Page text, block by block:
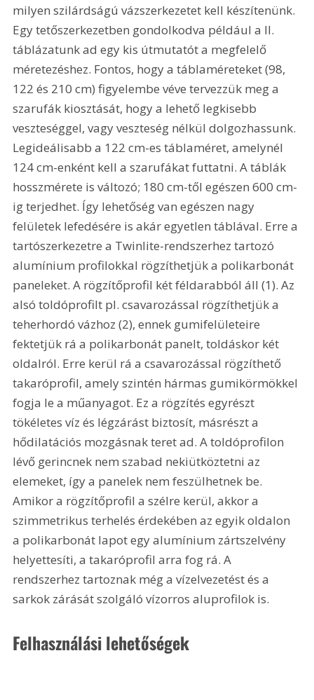
milyen szilárdságú vázszerkezetet kell készítenünk.
Egy tetőszerkezetben gondolkodva például a II.
táblázatunk ad egy kis útmutatót a megfelelő
méretezéshez. Fontos, hogy a táblaméreteket (98,
122 és 210 cm) figyelembe véve tervezzük meg a
szarufák kiosztását, hogy a lehető legkisebb
veszteséggel, vagy veszteség nélkül dolgozhassunk.
Legideálisabb a 122 cm-es táblaméret, amelynél
124 cm-enként kell a szarufákat futtatni. A táblák
hosszmérete is változó; 180 cm-től egészen 600 cm-
ig terjedhet. Így lehetőség van egészen nagy
felületek lefedésére is akár egyetlen táblával. Erre a
tartószerkezetre a Twinlite-rendszerhez tartozó
alumínium profilokkal rögzíthetjük a polikarbonát
paneleket. A rögzítőprofil két féldarabból áll (1). Az
alsó toldóprofilt pl. csavarozással rögzíthetjük a
teherhordó vázhoz (2), ennek gumifelületeire
fektetjük rá a polikarbonát panelt, toldáskor két
oldalról. Erre kerül rá a csavarozással rögzíthető
takaróprofil, amely szintén hármas gumikörmökkel
fogja le a műanyagot. Ez a rögzítés egyrészt
tökéletes víz és légzárást biztosít, másrészt a
hődilatációs mozgásnak teret ad. A toldóprofilon
lévő gerincnek nem szabad nekiütköztetni az
elemeket, így a panelek nem feszülhetnek be.
Amikor a rögzítőprofil a szélre kerül, akkor a
szimmetrikus terhelés érdekében az egyik oldalon
a polikarbonát lapot egy alumínium zártszelvény
helyettesíti, a takaróprofil arra fog rá. A
rendszerhez tartoznak még a vízelvezetést és a
sarkok zárását szolgáló vízorros aluprofilok is.
Felhasználási lehetőségek